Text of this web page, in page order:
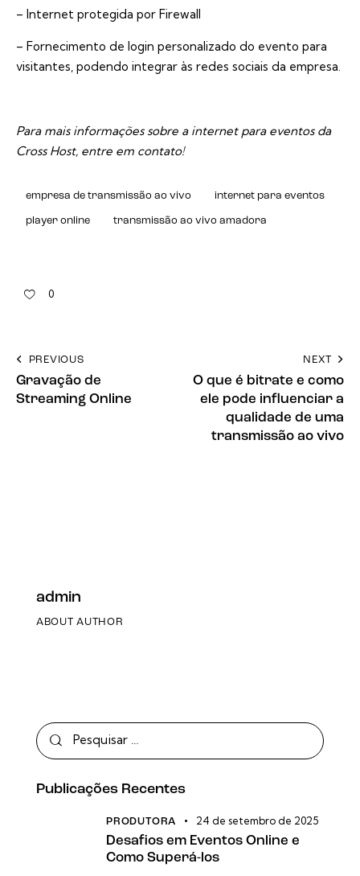
– Internet protegida por Firewall
– Fornecimento de login personalizado do evento para
visitantes, podendo integrar às redes sociais da empresa.
Para mais informações sobre a internet para eventosda
Cross Host, entre em contato!
empresa de transmissão ao vivo internet para eventos
player online transmissão ao vivo amadora
0
PREVIOUS
Gravação de
Streaming Online
NEXT
O que é bitrate e como
ele pode influenciar a
qualidade de uma
transmissão ao vivo
admin
ABOUT AUTHOR
Publicações Recentes
PRODUTORA 24 de setembro de 2025
Desafios em Eventos Online e
Como Superá-los